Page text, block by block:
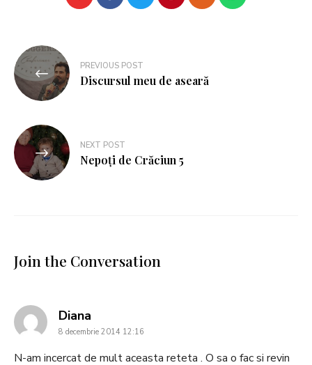
PREVIOUS POST
Discursul meu de aseară
NEXT POST
Nepoți de Crăciun 5
Join the Conversation
Diana
8 decembrie 2014 12:16
N-am incercat de mult aceasta reteta . O sa o fac si revin